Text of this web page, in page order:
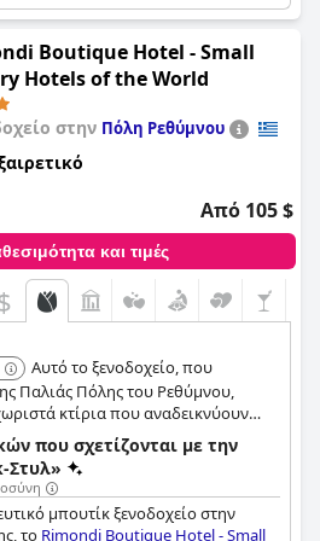
πρόσβαση σε ελληνικό
με θέα στην καλντέρα.
με σύγχρονες ανέσεις.
Boutique Hotel - Small
Hotels of the World
στην Πόλη Ρεθύμνου
Από 105 $
και τιμές
Αυτό το ξενοδοχείο, που
Παλιάς Πόλης του Ρεθύμνου,
κτίρια που αναδεικνύουν
επιρροές. Προσφέρει
πολυτελείς σουίτες, μαζί με ήσυχες
παρέχοντας μια γαλήνια και
που σχετίζονται με την
Στυλ»
μπουτίκ ξενοδοχείο στην
το Rimondi Boutique Hotel - Small